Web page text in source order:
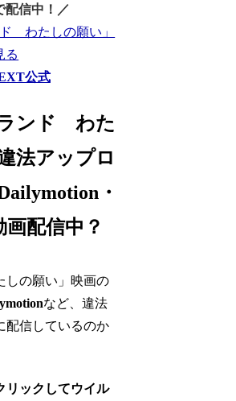
配信中！／
わたしの願い」
る
公式
ンド わた
法アップロ
・
配信中？
しの願い」映画の
など、違法
配信しているのか
リックしてウイル